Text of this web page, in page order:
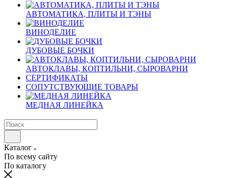
АВТОМАТИКА, ПЛИТЫ И ТЭНЫ
ВИНОДЕЛИЕ
ДУБОВЫЕ БОЧКИ
АВТОКЛАВЫ, КОПТИЛЬНИ, СЫРОВАРНИ
СЕРТИФИКАТЫ
СОПУТСТВУЮЩИЕ ТОВАРЫ
МЕДНАЯ ЛИНЕЙКА
Каталог
По всему сайту
По каталогу